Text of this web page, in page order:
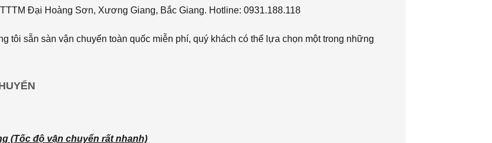
Đại Hoàng Sơn, Xương Giang, Bắc Giang. Hotline: 0931.188.118
tôi sẵn sàn vận chuyển toàn quốc miễn phí, quý khách có thể lựa chọn một trong những
(Tốc độ vận chuyển rất nhanh)